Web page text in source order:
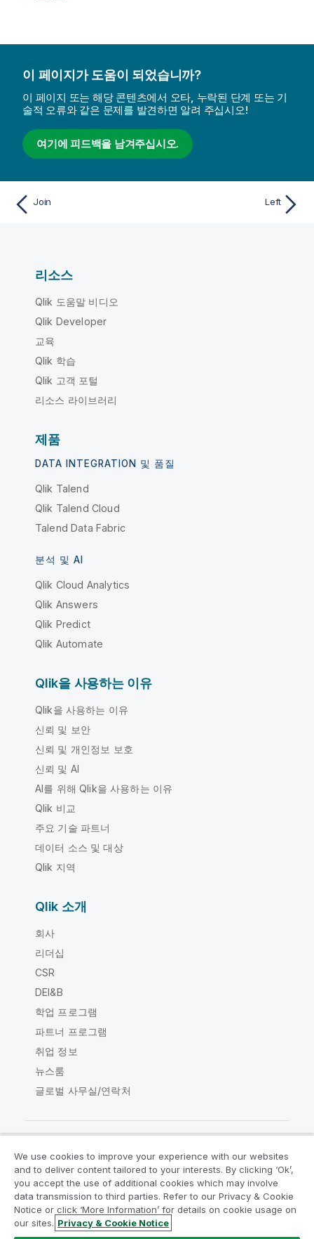
이 페이지가 도움이 되었습니까?
이 페이지 또는 해당 콘텐츠에서 오타, 누락된 단계 또는 기
술적 오류와 같은 문제를 발견하면 알려 주십시오!
여기에 피드백을 남겨주십시오.
Join Left
리소스
Qlik 도움말 비디오
Qlik Developer
교육
Qlik 학습
Qlik 고객 포털
리소스 라이브러리
제품
DATA INTEGRATION 및 품질
Qlik Talend
Qlik Talend Cloud
Talend Data Fabric
분석 및 AI
Qlik Cloud Analytics
Qlik Answers
Qlik Predict
Qlik Automate
Qlik을 사용하는 이유
Qlik을 사용하는 이유
신뢰 및 보안
신뢰 및 개인정보 보호
신뢰 및 AI
AI를 위해 Qlik을 사용하는 이유
Qlik 비교
주요 기술 파트너
데이터 소스 및 대상
Qlik 지역
Qlik 소개
회사
리더십
CSR
DEI&B
학업 프로그램
파트너 프로그램
취업 정보
뉴스룸
글로벌 사무실/연락처
Qlik Community
법적 계약 제품 약관
Legal Policies
Legal Policies
사용 약관
We use cookies to improve your experience with our websites
and to deliver content tailored to your interests. By clicking ‘Ok’,
you accept the use of additional cookies which may involve
data transmission to third parties. Refer to our Privacy & Cookie
Notice or click ‘More Information’ for details on cookie usage on
our sites. Privacy & Cookie Notice